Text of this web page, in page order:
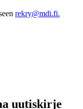
rekry@mdi.fi.
uutiskirje